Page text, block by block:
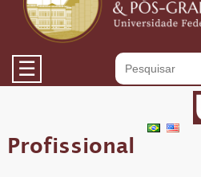
☰
Profissional